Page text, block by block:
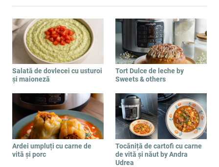
Salată de dovlecei cu usturoi
și maioneză
Tort Dulce de leche by
Sweets & others
Ardei umpluți cu carne de
vită și porc
Tocăniță de cartofi cu carne
de vită și năut by Andra
Udrea